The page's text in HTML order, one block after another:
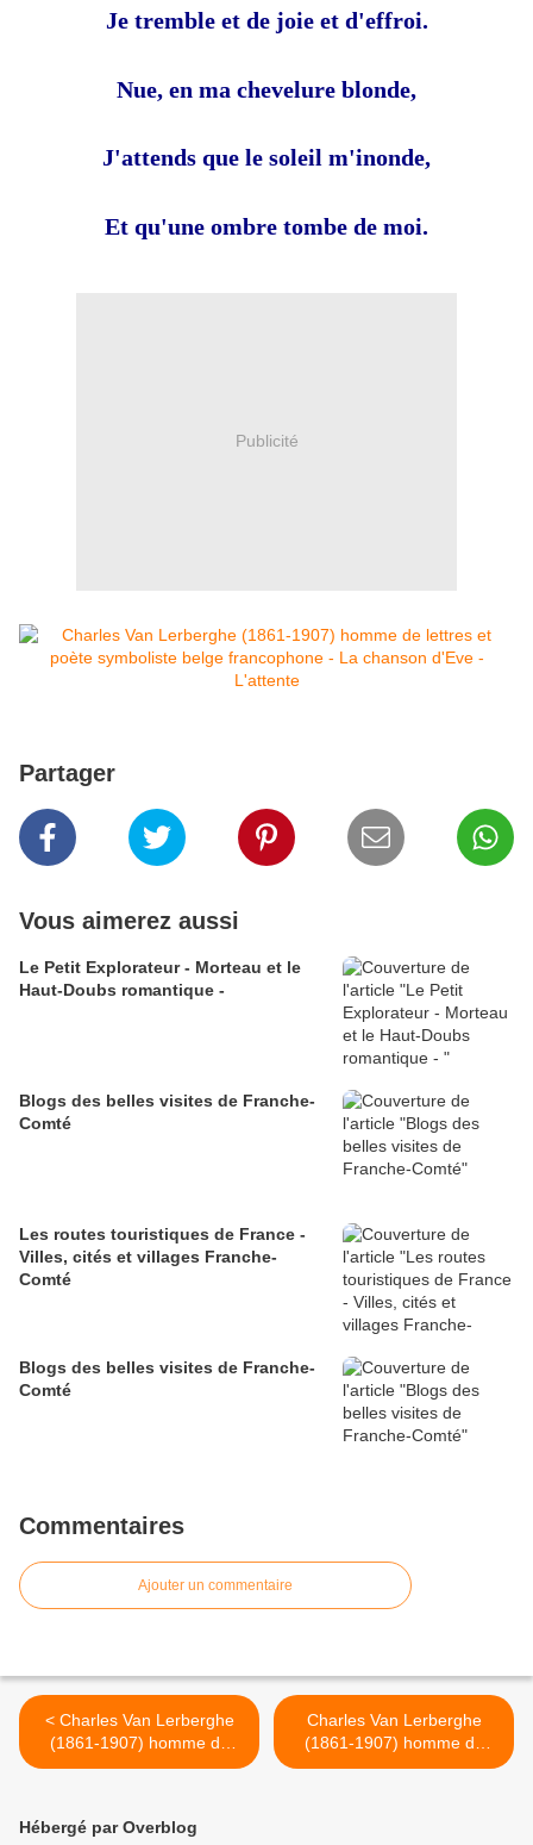
Je tremble et de joie et d'effroi.
Nue, en ma chevelure blonde,
J'attends que le soleil m'inonde,
Et qu'une ombre tombe de moi.
Publicité
Partager
Vous aimerez aussi
Le Petit Explorateur - Morteau et le
Haut-Doubs romantique -
Blogs des belles visites de Franche-
Comté
Les routes touristiques de France -
Villes, cités et villages Franche-
Comté
Blogs des belles visites de Franche-
Comté
Commentaires
Ajouter un commentaire
< Charles Van Lerberghe
(1861-1907) homme de
lettres et
d'Eve - L'adieu
Charles Van Lerberghe
(1861-1907) homme de
lettres et
Hébergé par Overblog